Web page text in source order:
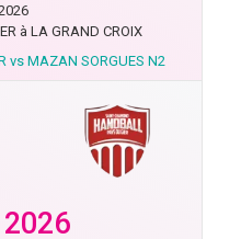
à LA GRAND CROIX
vs MAZAN SORGUES N2